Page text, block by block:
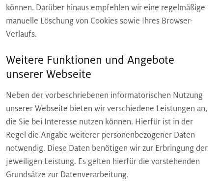
können. Darüber hinaus empfehlen wir eine regelmäßige
manuelle Löschung von Cookies sowie Ihres Browser-
Verlaufs.
Weitere Funktionen und Angebote
unserer Webseite
Neben der vorbeschriebenen informatorischen Nutzung
unserer Webseite bieten wir verschiedene Leistungen an,
die Sie bei Interesse nutzen können. Hierfür ist in der
Regel die Angabe weiterer personenbezogener Daten
notwendig. Diese Daten benötigen wir zur Erbringung der
jeweiligen Leistung. Es gelten hierfür die vorstehenden
Grundsätze zur Datenverarbeitung.